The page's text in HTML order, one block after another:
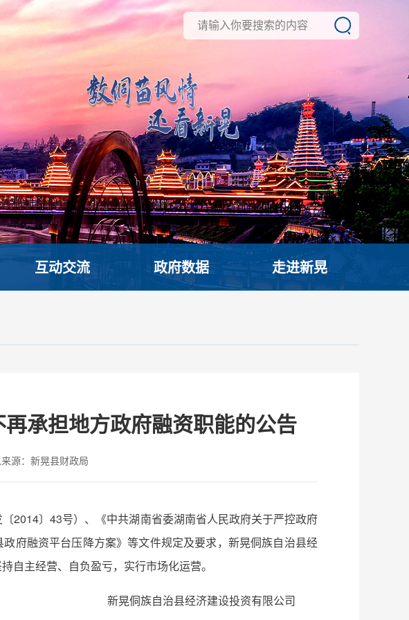
互动交流 政府数据 走进新晃
承担地方政府融资职能的公告
源：新晃县财政局
2014〕43号）、《中共湖南省委湖南省人民政府关于严控政府
府融资平台压降方案》等文件规定及要求，新晃侗族自治县经
自主经营、自负盈亏，实行市场化运营。
新晃侗族自治县经济建设投资有限公司